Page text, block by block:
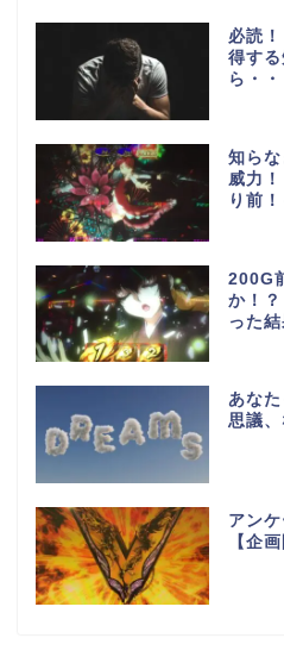
必読
得す
ら・・
知ら
威力
り前
200G
か！
った
あな
思議
アン
【企